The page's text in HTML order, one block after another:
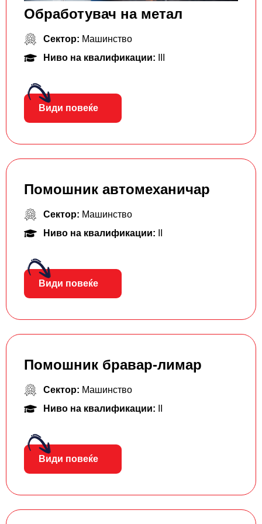
Обработувач на метал
Сектор: Машинство
Ниво на квалификации:
Види повеќе
Помошник автомеханичар
Сектор: Машинство
Ниво на квалификации:
Види повеќе
Помошник бравар-лимар
Сектор: Машинство
Ниво на квалификации:
Види повеќе